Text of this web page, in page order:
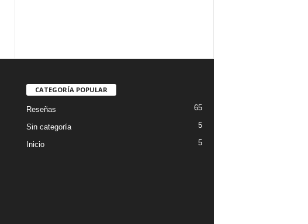
CATEGORÍA POPULAR
Reseñas 65
Sin categoría 5
Inicio 5